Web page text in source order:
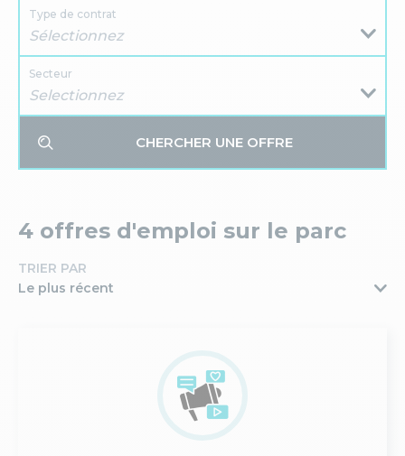
Type de contrat
Sélectionnez
Secteur
Selectionnez
4 offres d'emploi sur le parc
TRIER PAR
Le plus récent